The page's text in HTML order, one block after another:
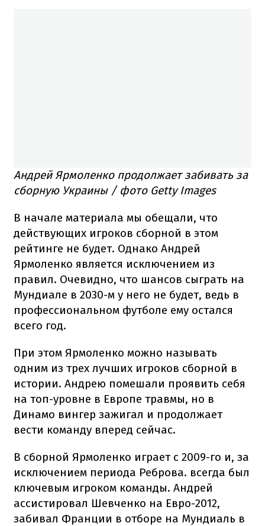
Андрей Ярмоленко продолжает забивать за
сборную Украины / фото Getty Images
В начале материала мы обещали, что
действующих игроков сборной в этом
рейтинге не будет. Однако Андрей
Ярмоленко является исключением из
правил. Очевидно, что шансов сыграть на
Мундиале в 2030-м у него не будет, ведь в
профессиональном футболе ему остался
всего год.
При этом Ярмоленко можно называть
одним из трех лучших игроков сборной в
истории. Андрею помешали проявить себя
на топ-уровне в Европе травмы, но в
Динамо вингер зажигал и продолжает
вести команду вперед сейчас.
В сборной Ярмоленко играет с 2009-го и, за
исключением периода Реброва. всегда был
ключевым игроком команды. Андрей
ассистировал Шевченко на Евро-2012,
забивал Франции в отборе на Мундиаль в